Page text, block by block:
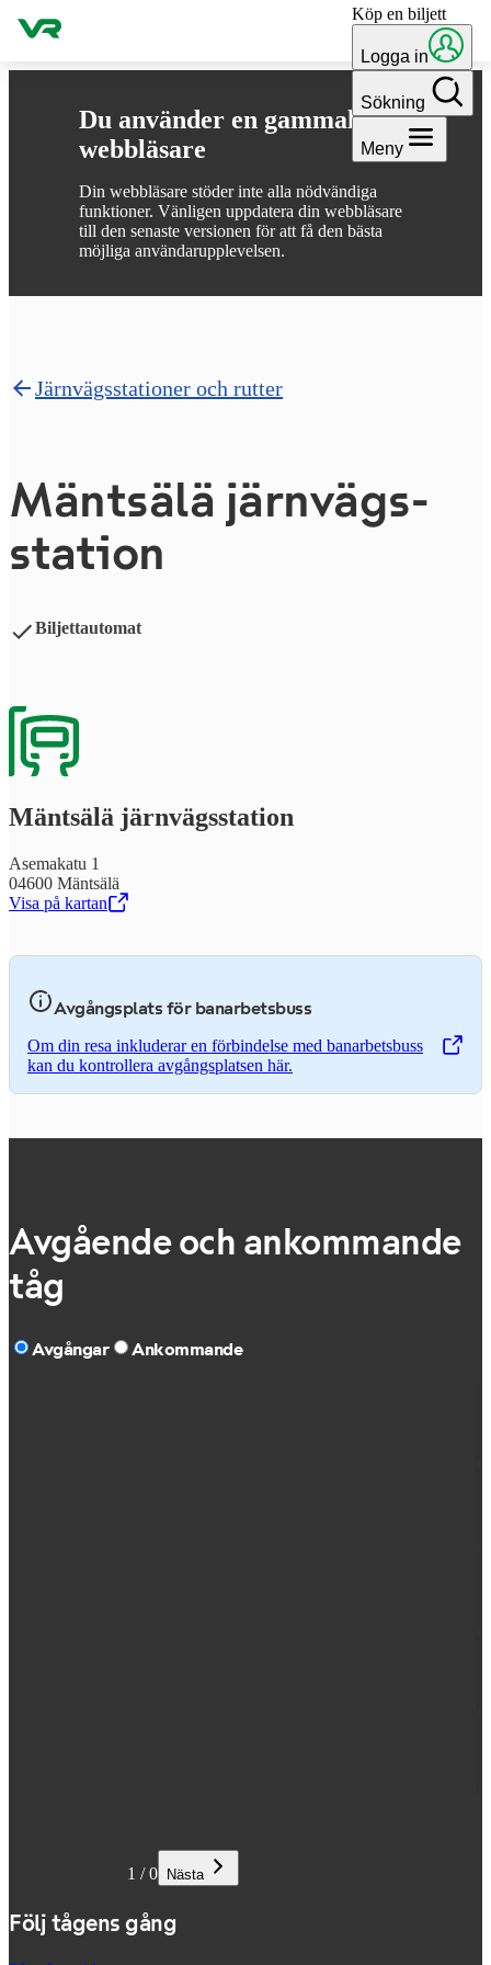
Du använder en gammal
webbläsare
Din webbläsare stöder inte alla nödvändiga
funktioner. Vänligen uppdatera din webbläsare
till den senaste versionen för att få den bästa
möjliga användarupplevelsen.
Gå till innehållet Köp en biljett
Logga in
Sökning
Meny
Järnvägsstationer och rutter
Mäntsälä järn­vägs­
sta­tion
Biljettautomat
Mäntsälä järn­vägs­sta­tion
Asemakatu 1
04600 Mäntsälä
Visa på kartan
,Öppnas i en ny flik
Avgångsplats för banarbetsbuss
Om din resa inkluderar en förbindelse med banarbetsbuss
kan du kontrollera avgångsplatsen här.
,Öppnas i en ny flik
Avgående och ankommande
tåg
Avgångar Ankommande
1 /0 Nästa
Följ tågens gång